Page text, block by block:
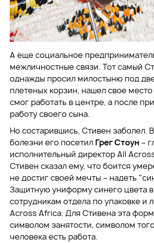
А еще социальное
межличностные связи. Тот самый
однажды просил милостыню под
плетеных корзин, нашел свое
смог работать в центре, а после
работу своего сына.
Но состарившись, Стивен заболел.
болезни его посетил Грег Стоун –
исполнительный директор All
Стивен сказал ему, что боится
не достиг своей мечты – надеть
Защитную униформу синего цвета
сотрудникам отдела по упаковке и
Across Africa. Для Стивена эта
символом занятости, символом
человека есть работа.